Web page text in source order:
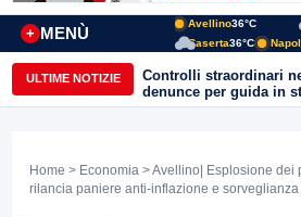
MENÙ
+
Avellino36°C
Caserta36°C
ULTIME NOTIZIE
Controlli straordinari
denunce per guida in
ebbrezza, un arresto e
Home > Economia > Avellino| Esplosione dei
rilancia paniere anti-inflazione e sorveglianza